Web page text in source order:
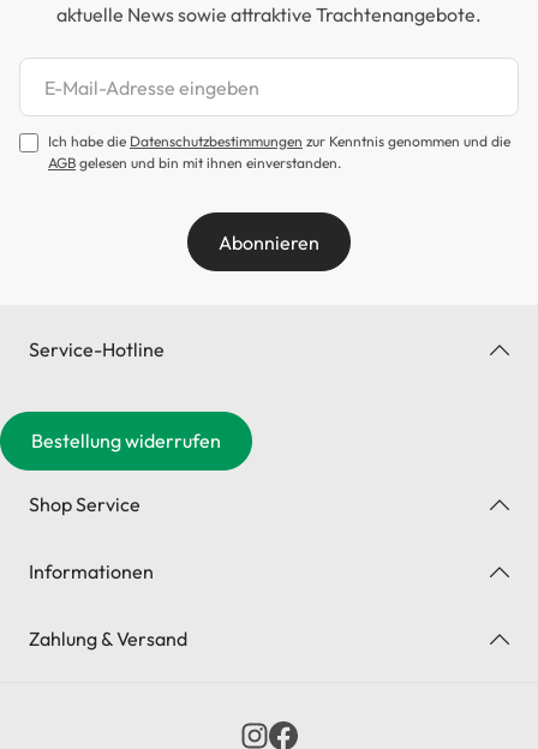
aktuelle News sowie attraktive Trachtenangebote.
Newsletter abonnieren
Ich habe die Datenschutzbestimmungen zur Kenntnis genommen und die
AGB gelesen und bin mit ihnen einverstanden.
Abonnieren
Service-Hotline
Bestellung widerrufen
Shop Service
Informationen
Zahlung & Versand